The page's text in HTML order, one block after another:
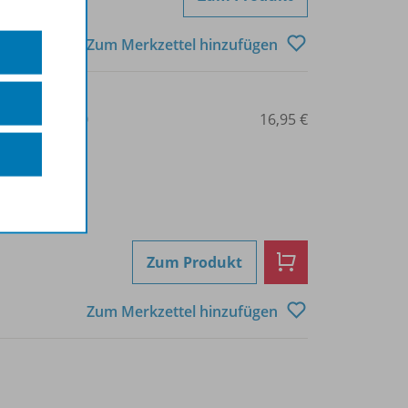
Zum Merkzettel hinzufügen
14-123774-0 16,95 €
Zum Produkt
Zum Merkzettel hinzufügen